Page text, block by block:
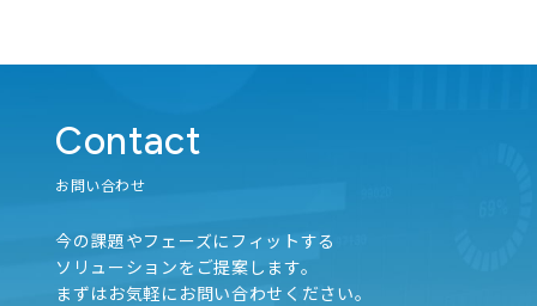
Contact
お問い合わせ
今の課題やフェーズにフィットする
ソリューションをご提案します。
まずはお気軽にお問い合わせください。